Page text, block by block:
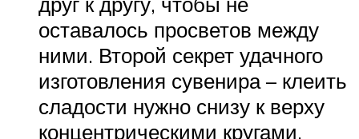
оставалось просветов между
ними. Второй секрет удачного
изготовления сувенира – клеить
сладости нужно снизу к верху
концентрическими кругами.